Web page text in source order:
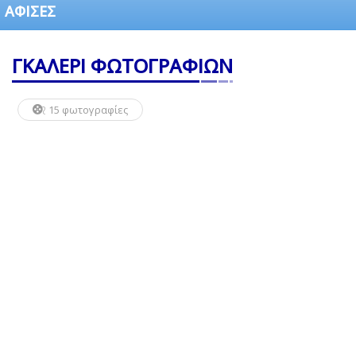
ΑΦΙΣΕΣ
ΓΚΑΛΕΡΙ ΦΩΤΟΓΡΑΦΙΩΝ
15 φωτογραφίες